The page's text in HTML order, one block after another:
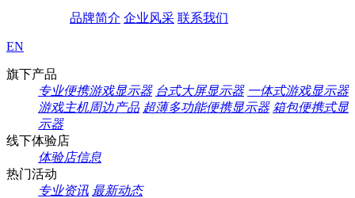
品牌简介 企业风采 联系我们
EN
旗下产品
专业便携游戏显示器 台式大屏显示器 一体式游戏显示器
游戏主机周边产品 超薄多功能便携显示器 箱包便携式显
示器
线下体验店
体验店信息
热门活动
专业资讯 最新动态